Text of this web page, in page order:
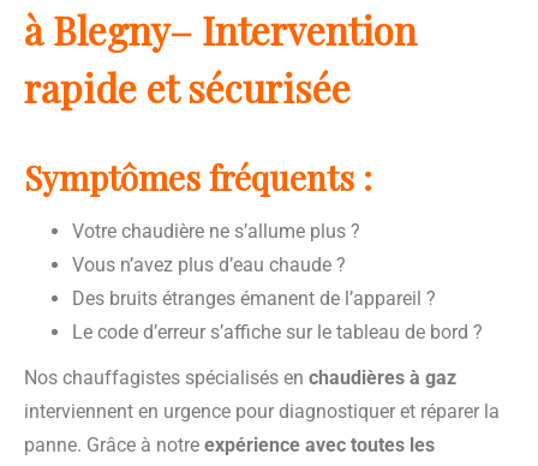
à Blegny– Intervention
rapide et sécurisée
Symptômes fréquents :
Votre chaudière ne s’allume plus ?
Vous n’avez plus d’eau chaude ?
Des bruits étranges émanent de l’appareil ?
Le code d’erreur s’affiche sur le tableau de bord ?
Nos chauffagistes spécialisés en chaudières à gaz
interviennent en urgence pour diagnostiquer et réparer la
panne. Grâce à notre expérience avec toutes les